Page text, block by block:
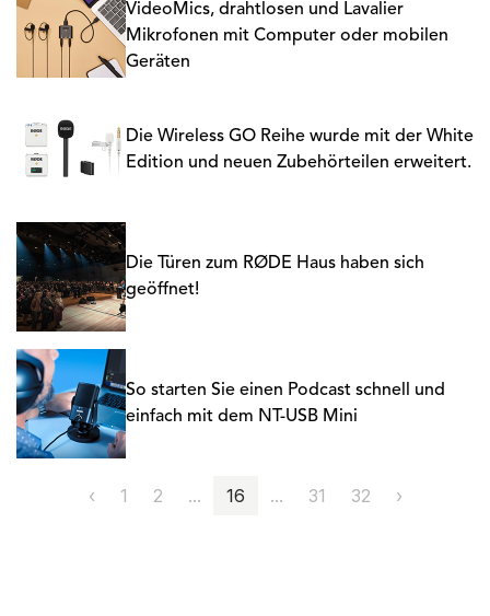
VideoMics, drahtlosen und Lavalier
Mikrofonen mit Computer oder mobilen
Geräten
Die Wireless GO Reihe wurde mit der White
Edition und neuen Zubehörteilen erweitert.
Die Türen zum RØDE Haus haben sich
geöffnet!
So starten Sie einen Podcast schnell und
einfach mit dem NT-USB Mini
‹ 1 2 ... 16 ... 31 32 ›